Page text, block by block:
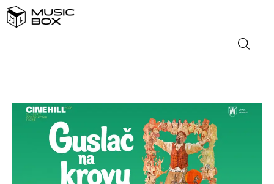
DOMAĆA GLAZBA
STRANA GLAZBA